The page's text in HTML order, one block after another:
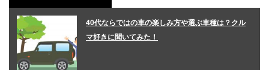
40代ならではの車の楽しみ方や選ぶ車種は？クル
マ好きに聞いてみた！